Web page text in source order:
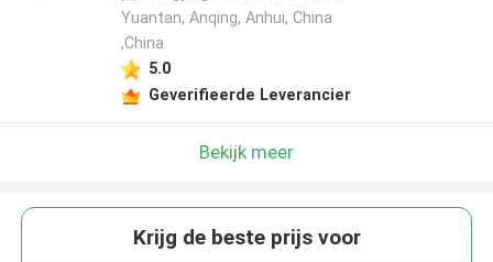
Yuantan, Anqing, Anhui, China
,China
5.0
Geverifieerde Leverancier
Bekijk meer
Krijg de beste prijs voor